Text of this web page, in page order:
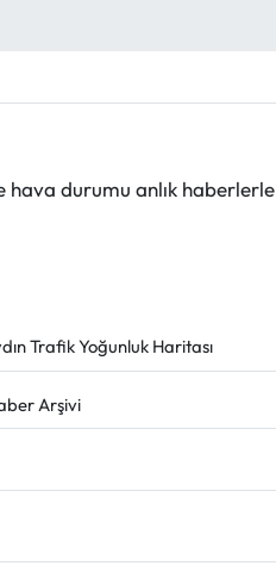
hava durumu anlık haberlerle
Trafik Yoğunluk Haritası
Arşivi